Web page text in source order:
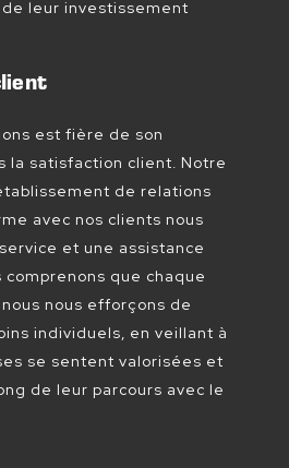
leur investissement
est fière de son
la satisfaction client. Notre
de relations
avec nos clients nous
et une assistance
comprenons que chaque
nous efforçons de
individuels, en veillant à
se sentent valorisées et
de leur parcours avec le